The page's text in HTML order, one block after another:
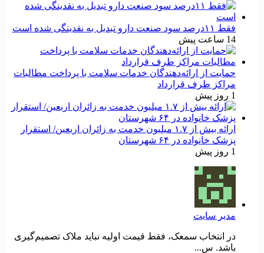
فقط ۱۱‌درصد سود صنعت دارو تبدیل به نقدینگی شده است
14 ساعت پیش
حمایت از ارائه‌دهندگان خدمات سلامت با پرداخت مطالبات
مراکز طرف قرارداد
1 روز پیش
ارائه بیش از ۱.۷ میلیون خدمت به زائران اربعین/ استقرار
پزشک خانواده در ۶۴ شهرستان
1 روز پیش
مدیر سایت
در انتخاب سمعک، فقط قیمت اولیه نباید ملاک تصمیم‌گیری
باشد. س...